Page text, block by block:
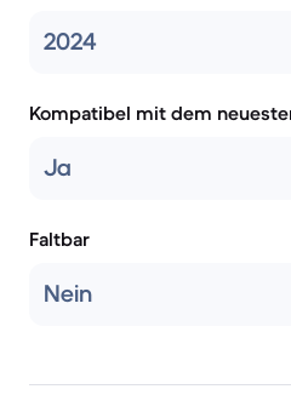
2024
Kompatibel mit dem
Ja
Faltbar
Nein